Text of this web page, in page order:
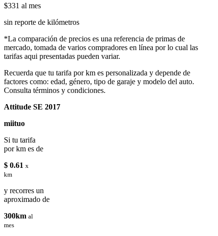
$331 al mes
sin reporte de kilómetros
*La comparación de precios es una referencia de primas de
mercado, tomada de varios compradores en línea por lo cual las
tarifas aqui presentadas pueden variar.
Recuerda que tu tarifa por km es personalizada y depende de
factores como: edad, género, tipo de garaje y modelo del auto.
Consulta términos y condiciones.
Attitude SE 2017
miituo
Si tu tarifa
por km es de
$ 0.61 x
km
y recorres un
aproximado de
300km al
mes